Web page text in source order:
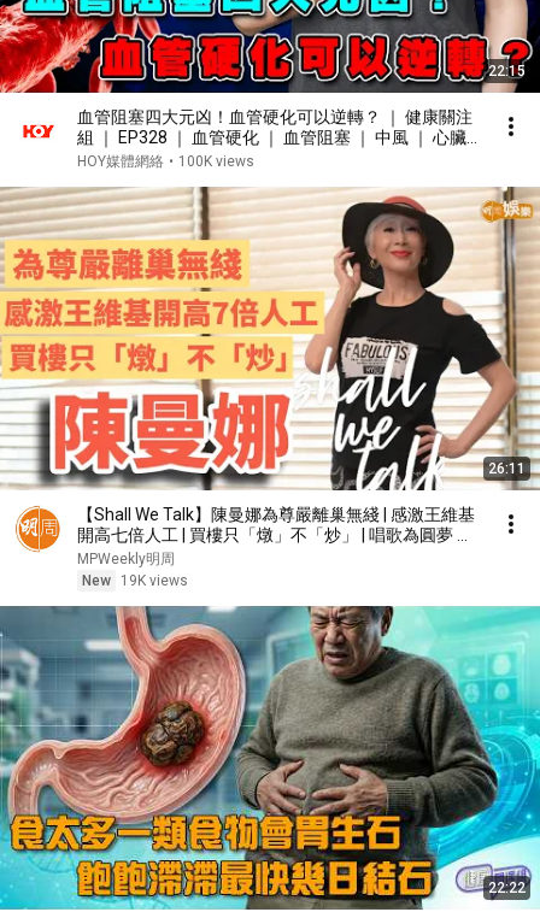
22:15
血管阻塞四大元凶！血管硬化可以逆轉？ ｜ 健康關注
組 ｜ EP328 ｜ 血管硬化 ｜ 血管阻塞 ｜ 中風 ｜ 心臟
病 ｜ 敖嘉年 ｜ 黃芳雯 ｜ HOY TV 77台
HOY媒體網絡 • 100K views
26:11
【Shall We Talk】陳曼娜為尊嚴離巢無綫 | 感激王維基
開高七倍人工 | 買樓只「燉」不「炒」 | 唱歌為圓夢 有
錢也買不到的快樂 | 陳曼娜專訪
MPWeekly明周
New
19K views
22:22